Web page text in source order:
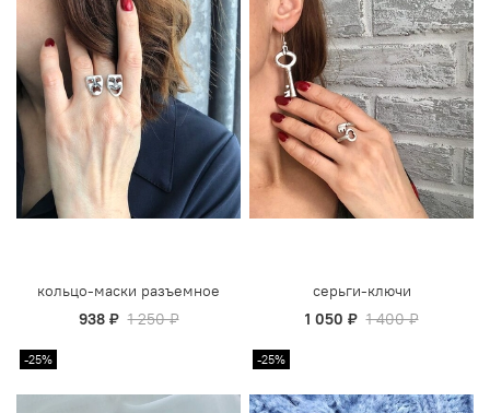
кольцо-маски разъемное
938 ₽ 1 250 ₽
серьги-ключи
1 050 ₽ 1 400 ₽
-25% -25%